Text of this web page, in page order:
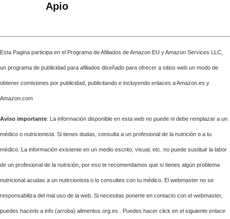
Apio
Esta Pagina participa en el Programa de Afiliados de Amazon EU y Amazon Services LLC,
un programa de publicidad para afiliados diseñado para ofrecer a sitios web un modo de
obtener comisiones por publicidad, publicitando e incluyendo enlaces a Amazon.es y
Amazon.com
Aviso importante: La información disponible en esta web no puede ni debe remplazar a un
médico o nutricionista. Si tienes dudas, consulta a un profesional de la nutrición o a tu
médico. La información existente en un medio escrito, visual, etc. no puede sustituir la labor
de un profesional de la nutrición, por eso te recomendamos que si tienes algún problema
nutricional acudas a un nutircionista o lo consultes con tu médico. El webmaster no se
responsabiliza del mal uso de la web. Si necesitas ponerte en contacto con el webmaster,
puedes hacerlo a info (arroba) alimentos.org.es . Puedes hacer click en el siguiente enlace